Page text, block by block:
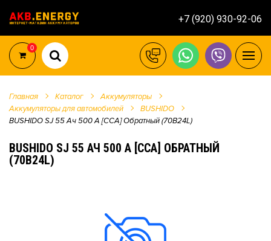
+7 (920) 930-92-06
0
Главная Каталог
Аккумуляторы
Аккумуляторы для автомобилей
BUSHIDO
BUSHIDO SJ 55 Ач 500 А [CCA] Обратный (70B24L)
BUSHIDO SJ 55 АЧ 500 А [CCA] ОБРАТНЫЙ
(70B24L)